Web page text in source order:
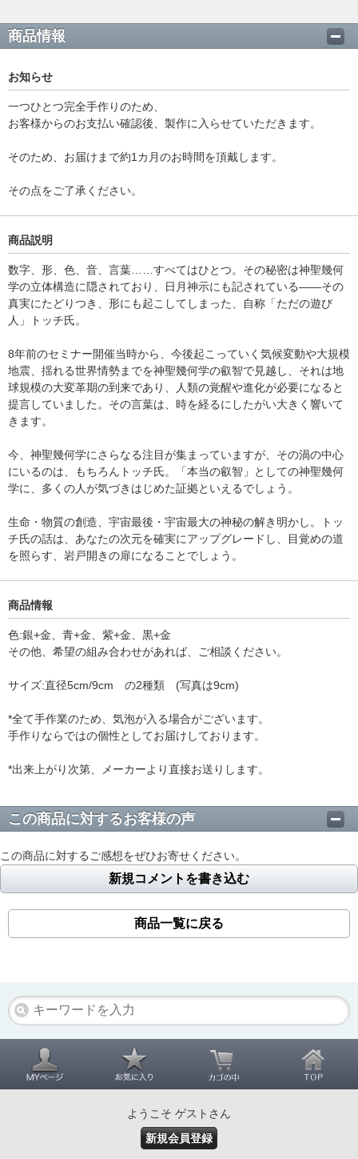
商品情報
お知らせ
一つひとつ完全手作りのため、
お客様からのお支払い確認後、製作に入らせていただきます。
そのため、お届けまで約1カ月のお時間を頂戴します。
その点をご了承ください。
商品説明
数字、形、色、音、言葉……すべてはひとつ。その秘密は神聖幾何
学の立体構造に隠されており、日月神示にも記されている――その
真実にたどりつき、形にも起こしてしまった、自称「ただの遊び
人」トッチ氏。
8年前のセミナー開催当時から、今後起こっていく気候変動や大規模
地震、揺れる世界情勢までを神聖幾何学の叡智で見越し、それは地
球規模の大変革期の到来であり、人類の覚醒や進化が必要になると
提言していました。その言葉は、時を経るにしたがい大きく響いて
きます。
今、神聖幾何学にさらなる注目が集まっていますが、その渦の中心
にいるのは、もちろんトッチ氏。「本当の叡智」としての神聖幾何
学に、多くの人が気づきはじめた証拠といえるでしょう。
生命・物質の創造、宇宙最後・宇宙最大の神秘の解き明かし。トッ
チ氏の話は、あなたの次元を確実にアップグレードし、目覚めの道
を照らす、岩戸開きの扉になることでしょう。
商品情報
色:銀+金、青+金、紫+金、黒+金
その他、希望の組み合わせがあれば、ご相談ください。
サイズ:直径5cm/9cm の2種類 (写真は9cm)
*全て手作業のため、気泡が入る場合がございます。
手作りならではの個性としてお届けしております。
*出来上がり次第、メーカーより直接お送りします。
この商品に対するお客様の声
この商品に対するご感想をぜひお寄せください。
新規コメントを書き込む
商品一覧に戻る
ようこそ ゲストさん
新規会員登録